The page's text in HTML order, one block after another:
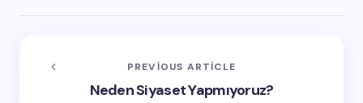
PREVIOUS ARTICLE
Neden Siyaset Yapmıyoruz?